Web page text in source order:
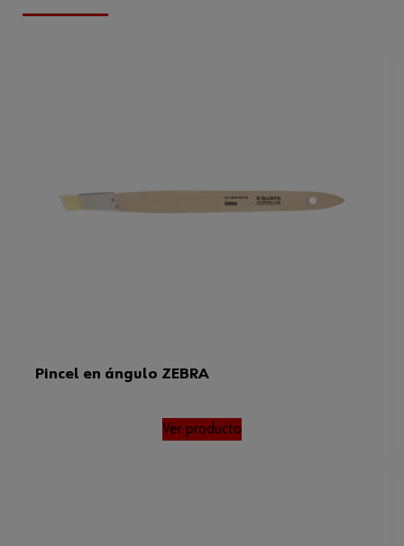
Pincel en ángulo ZEBRA
Ver producto